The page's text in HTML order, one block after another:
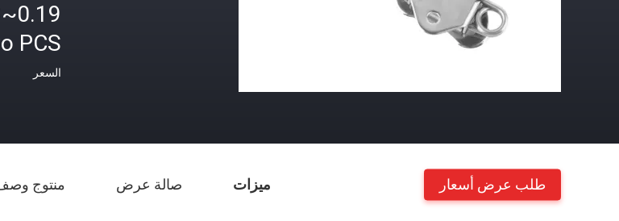
PCS
السعر
ميزات صالة عرض منتوج طلب عرض أسعار